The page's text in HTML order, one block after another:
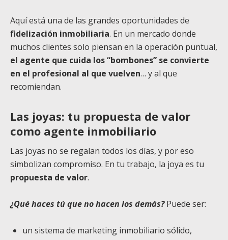
Aquí está una de las grandes oportunidades de
fidelización inmobiliaria. En un mercado donde
muchos clientes solo piensan en la operación puntual,
el agente que cuida los “bombones” se convierte
en el profesional al que vuelven… y al que
recomiendan.
Las joyas: tu propuesta de valor
como agente inmobiliario
Las joyas no se regalan todos los días, y por eso
simbolizan compromiso. En tu trabajo, la joya es tu
propuesta de valor.
¿Qué haces tú que no hacen los demás?Puede ser:
un sistema de marketing inmobiliario sólido,